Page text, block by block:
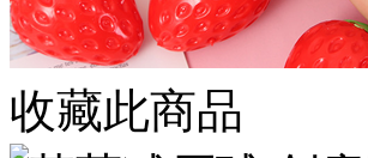
收藏此商品